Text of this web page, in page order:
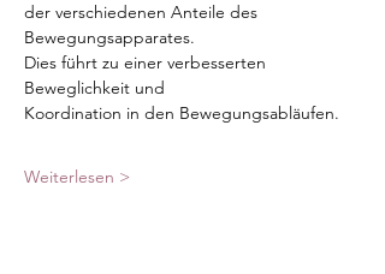
der verschiedenen Anteile des
Bewegungsapparates.
Dies führt zu einer verbesserten
Beweglichkeit und
Koordination in den Bewegungsabläufen.
Weiterlesen >